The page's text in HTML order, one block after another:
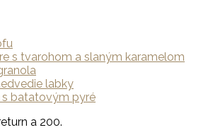
s tvarohom a slaným karamelom
labky
s batatovým pyré
a 200.